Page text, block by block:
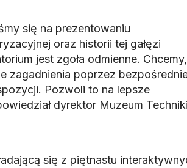
się na prezentowaniu
oraz historii tej gałęzi
jest zgoła odmienne. Chcemy,
zagadnienia poprzez
Pozwoli to na lepsze
dyrektor Muzeum
się z piętnastu